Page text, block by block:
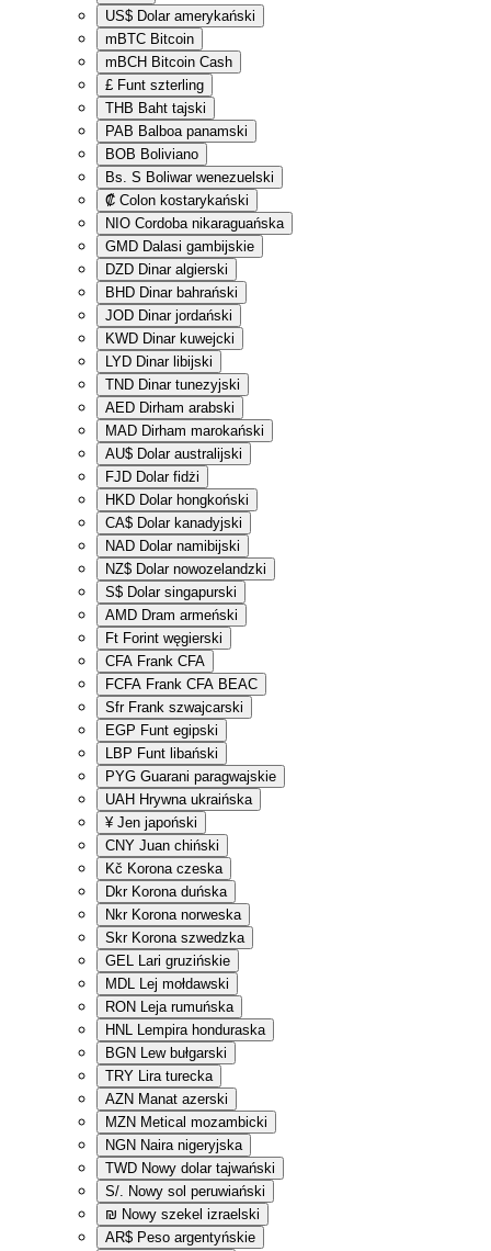
US$ Dolar amerykański
mBTC Bitcoin
mBCH Bitcoin Cash
£ Funt szterling
THB Baht tajski
PAB Balboa panamski
BOB Boliviano
Bs. S Boliwar wenezuelski
₡ Colon kostarykański
NIO Cordoba nikaraguańska
GMD Dalasi gambijskie
DZD Dinar algierski
BHD Dinar bahrański
JOD Dinar jordański
KWD Dinar kuwejcki
LYD Dinar libijski
TND Dinar tunezyjski
AED Dirham arabski
MAD Dirham marokański
AU$ Dolar australijski
FJD Dolar fidżi
HKD Dolar hongkoński
CA$ Dolar kanadyjski
NAD Dolar namibijski
NZ$ Dolar nowozelandzki
S$ Dolar singapurski
AMD Dram armeński
Ft Forint węgierski
CFA Frank CFA
FCFA Frank CFA BEAC
Sfr Frank szwajcarski
EGP Funt egipski
LBP Funt libański
PYG Guarani paragwajskie
UAH Hrywna ukraińska
¥ Jen japoński
CNY Juan chiński
Kč Korona czeska
Dkr Korona duńska
Nkr Korona norweska
Skr Korona szwedzka
GEL Lari gruzińskie
MDL Lej mołdawski
RON Leja rumuńska
HNL Lempira honduraska
BGN Lew bułgarski
TRY Lira turecka
AZN Manat azerski
MZN Metical mozambicki
NGN Naira nigeryjska
TWD Nowy dolar tajwański
S/. Nowy sol peruwiański
₪ Nowy szekel izraelski
AR$ Peso argentyńskie